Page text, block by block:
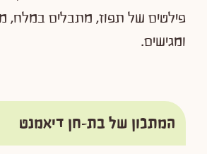
פילטים של תפוז, מתבלים במלח,
ומגישים.
המתכון של בת-חן דיאמנט